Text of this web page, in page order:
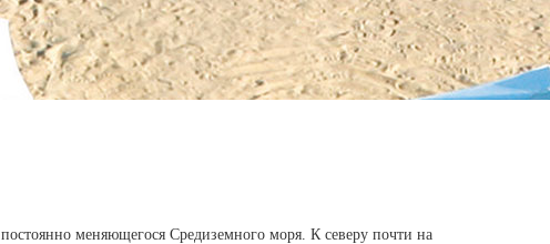
меняющегося Средиземного моря. К северу почти на